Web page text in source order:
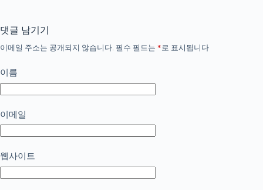
댓글 남기기
이메일 주소는 공개되지 않습니다. 필수 필드는 *로 표시됩니다
이름
이메일
웹사이트